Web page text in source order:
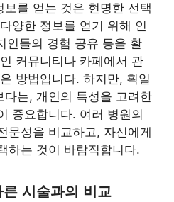
를 얻는 것은 현명한 선택
양한 정보를 얻기 위해 인
인들의 경험 공유 등을 활
커뮤니티나 카페에서 관
방법입니다. 하지만, 획일
다는, 개인의 특성을 고려한
중요합니다. 여러 병원의
문성을 비교하고, 자신에게
하는 것이 바람직합니다.
시술과의 비교